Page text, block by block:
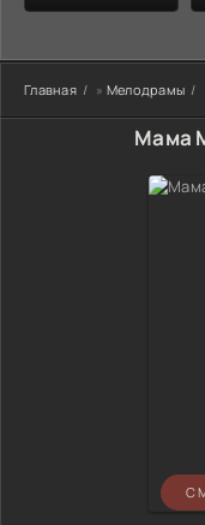
Главная » Мелодрамы
Мама